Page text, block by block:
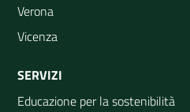
Verona
Vicenza
SERVIZI
Educazione per la sostenibilità